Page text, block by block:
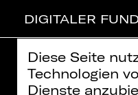
DIGITALER
> zurück
Diese Seite
Technologien
Dienste